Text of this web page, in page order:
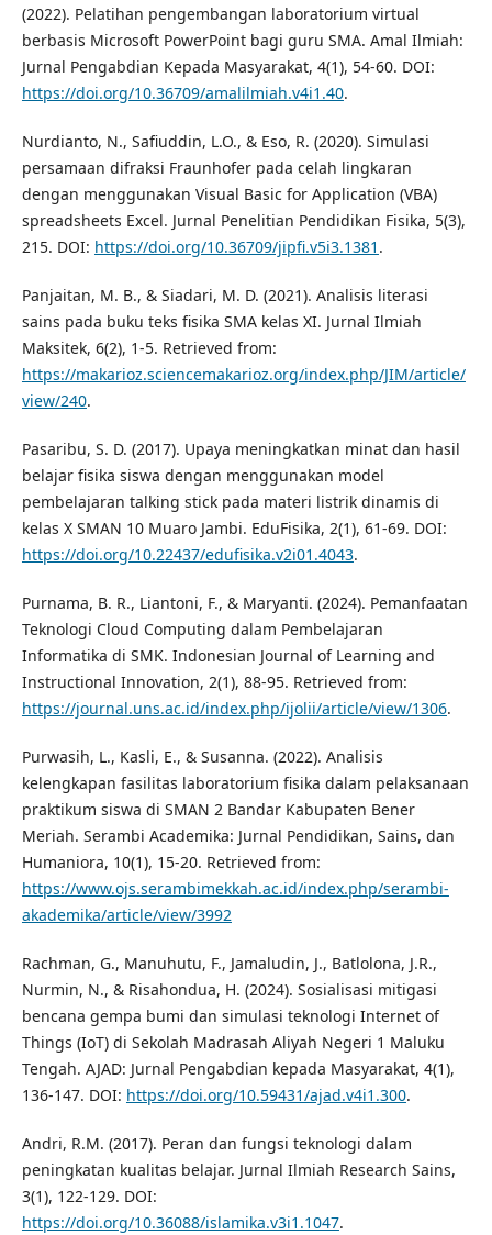
(2022). Pelatihan pengembangan laboratorium virtual
berbasis Microsoft PowerPoint bagi guru SMA. Amal Ilmiah:
Jurnal Pengabdian Kepada Masyarakat, 4(1), 54-60. DOI:
https://doi.org/10.36709/amalilmiah.v4i1.40.
Nurdianto, N., Safiuddin, L.O., & Eso, R. (2020). Simulasi
persamaan difraksi Fraunhofer pada celah lingkaran
dengan menggunakan Visual Basic for Application (VBA)
spreadsheets Excel. Jurnal Penelitian Pendidikan Fisika, 5(3),
215. DOI: https://doi.org/10.36709/jipfi.v5i3.1381 .
Panjaitan, M. B., & Siadari, M. D. (2021). Analisis literasi
sains pada buku teks fisika SMA kelas XI. Jurnal Ilmiah
Maksitek, 6(2), 1-5. Retrieved from:
https://makarioz.sciencemakarioz.org/index.php/JIM/article/
view/240.
Pasaribu, S. D. (2017). Upaya meningkatkan minat dan hasil
belajar fisika siswa dengan menggunakan model
pembelajaran talking stick pada materi listrik dinamis di
kelas X SMAN 10 Muaro Jambi. EduFisika, 2(1), 61-69. DOI:
https://doi.org/10.22437/edufisika.v2i01.4043.
Purnama, B. R., Liantoni, F., & Maryanti. (2024). Pemanfaatan
Teknologi Cloud Computing dalam Pembelajaran
Informatika di SMK. Indonesian Journal of Learning and
Instructional Innovation, 2(1), 88-95. Retrieved from:
https://journal.uns.ac.id/index.php/ijolii/article/view/1306.
Purwasih, L., Kasli, E., & Susanna. (2022). Analisis
kelengkapan fasilitas laboratorium fisika dalam pelaksanaan
praktikum siswa di SMAN 2 Bandar Kabupaten Bener
Meriah. Serambi Academika: Jurnal Pendidikan, Sains, dan
Humaniora, 10(1), 15-20. Retrieved from:
https://www.ojs.serambimekkah.ac.id/index.php/serambi-
akademika/article/view/3992
Rachman, G., Manuhutu, F., Jamaludin, J., Batlolona, J.R.,
Nurmin, N., & Risahondua, H. (2024). Sosialisasi mitigasi
bencana gempa bumi dan simulasi teknologi Internet of
Things (IoT) di Sekolah Madrasah Aliyah Negeri 1 Maluku
Tengah. AJAD: Jurnal Pengabdian kepada Masyarakat, 4(1),
136-147. DOI: https://doi.org/10.59431/ajad.v4i1.300.
Andri, R.M. (2017). Peran dan fungsi teknologi dalam
peningkatan kualitas belajar. Jurnal Ilmiah Research Sains,
3(1), 122-129. DOI:
https://doi.org/10.36088/islamika.v3i1.1047.